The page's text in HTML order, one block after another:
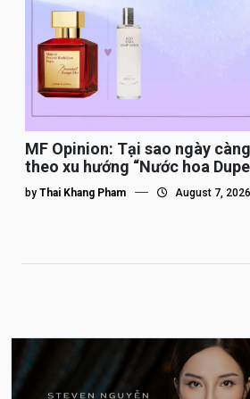
MF Opinion: Tại sao ngày
theo xu hướng “Nước hoa
by Thai Khang Pham August 7, 2026